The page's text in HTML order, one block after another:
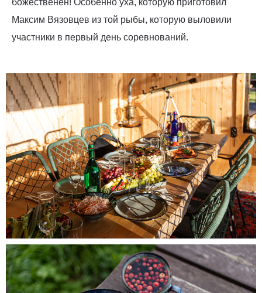
божественен! Особенно уха, которую приготовил
Максим Вязовцев из той рыбы, которую выловили
участники в первый день соревнований.